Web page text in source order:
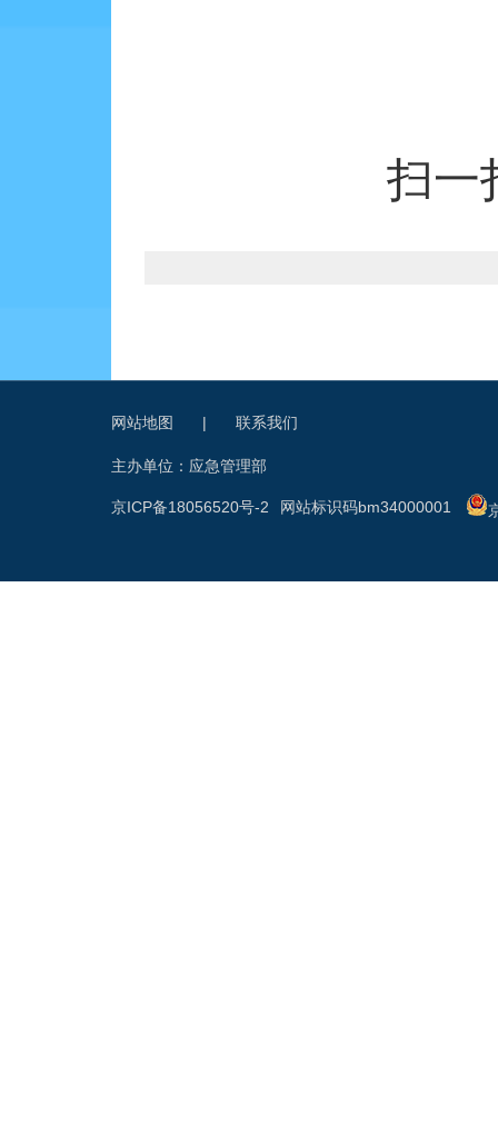
扫一
网站地图 | 联系我们
主办单位：应急管理部
网站标识码bm34000001
京ICP备18056520号-2